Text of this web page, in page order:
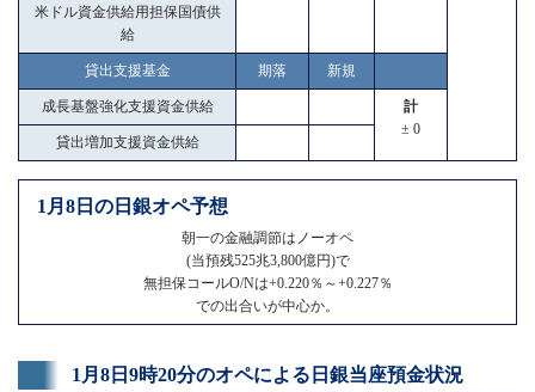
米ドル資金供給用担保国債供
給
貸出支援基金 期落 新規
成長基盤強化支援資金供給
計
± 0
貸出増加支援資金供給
1月8日の日銀オペ予想
朝一の金融調節はノーオペ
(当預残525兆3,800億円)で
無担保コールO/Nは+0.220％～+0.227％
での出合いが中心か。
1月8日9時20分のオペによる日銀当座預金状況